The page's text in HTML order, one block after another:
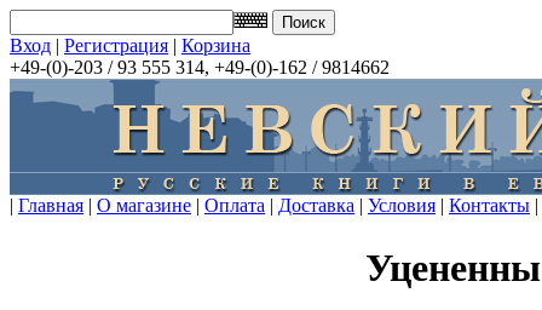
Вход | Регистрация | Корзина
+49-(0)-203 / 93 555 314, +49-(0)-162 / 9814662
| Главная | О магазине | Оплата | Доставка | Условия | Контакты |